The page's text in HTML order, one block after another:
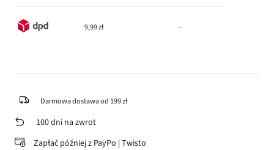
9,99 zł -
Darmowa dostawa od 199 zł
100 dni na zwrot
Zapłać później z PayPo | Twisto